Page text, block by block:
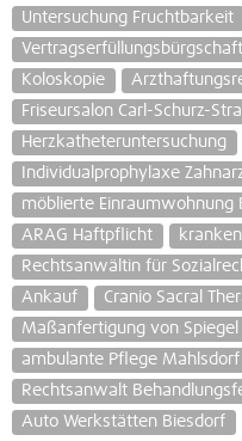
Untersuchung Fruchtbarkeit
Vertragserfüllungsbürgschaft
Koloskopie
Friseursalon Carl-Schurz-
Herzkatheteruntersuchung
Individualprophylaxe
möblierte Einraumwohnung
ARAG Haftpflicht
Rechtsanwältin für
Ankauf
Cranio Sacral
Maßanfertigung von Spiegel
ambulante Pflege Mahlsdorf
Rechtsanwalt
Auto Werkstätten Biesdorf